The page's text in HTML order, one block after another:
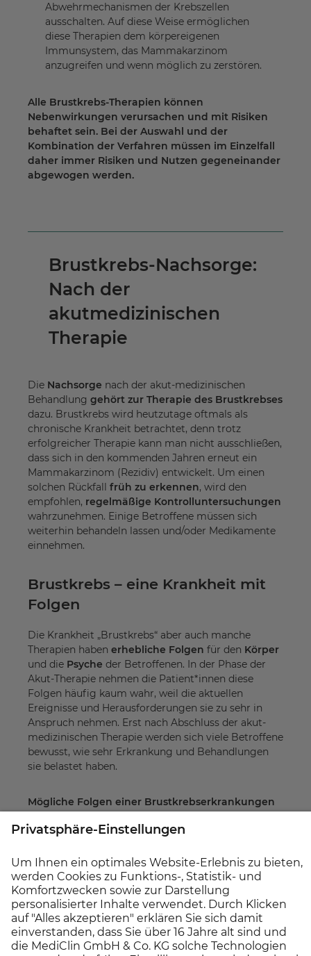
Abwehrmechanismen der Krebszellen
ausschalten. Auf diese Weise ermöglichen
diese Therapien dem körpereigenen
Immunsystem, das Mammakarzinom
anzugreifen und wenn möglich zu zerstören.
Alle Brustkrebs-Therapien können
Nebenwirkungen verursachen und mit Risiken
behaftet sein. Bei der Auswahl und der
Kombination der Verfahren müssen im Einzelfall
daher immer Risiken und Nutzen gegeneinander
abgewogen werden.
Brustkrebs-Nachsorge:
Nach der
akutmedizinischen
Therapie
Die Nachsorge nach der akut-medizinischen
Behandlung gehört zur Therapie des Brustkrebses
dazu. Brustkrebs wird heutzutage oftmals als
chronische Krankheit betrachtet, denn trotz
erfolgreicher Therapie kann man nicht ausschließen,
dass sich in den kommenden Jahren erneut ein
Mammakarzinom (Rezidiv) entwickelt. Um einen
solchen Rückfall früh zu erkennen, wird den
empfohlen, regelmäßige Kontrolluntersuchungen
wahrzunehmen. Einige Betroffene müssen sich
weiterhin behandeln lassen und/oder Medikamente
einnehmen.
Brustkrebs – eine Krankheit mit
Folgen
Die Krankheit „Brustkrebs“ aber auch manche
Therapien haben erhebliche Folgen für den Körper
und die Psyche der Betroffenen. In der Phase der
Akut-Therapie nehmen die Patient*innen diese
Folgen häufig kaum wahr, weil die aktuellen
Ereignisse und Herausforderungen sie zu sehr in
Anspruch nehmen. Erst nach Abschluss der akut-
medizinischen Therapie werden sich viele Betroffene
bewusst, wie sehr Erkrankung und Behandlungen
sie belastet haben.
Mögliche Folgen einer Brustkrebserkrankungen
Einschränkungen der Leistungsfähigkeit
Erschöpfungssyndrom Fatigue
Körperlicher Abbau: Gewichtsverlust,
Muskelschwund